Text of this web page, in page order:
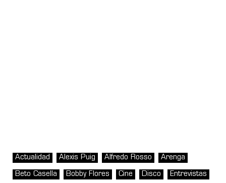
Actualidad Alexis Puig Alfredo Rosso Arenga
Beto Casella Bobby Flores Cine Disco Entrevistas